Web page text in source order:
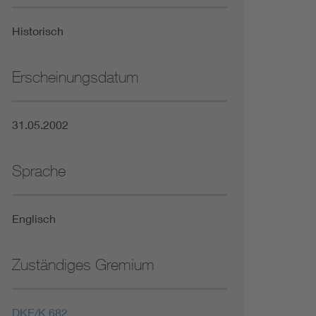
Historisch
Erscheinungsdatum
31.05.2002
Sprache
Englisch
Zuständiges Gremium
DKE/K 682